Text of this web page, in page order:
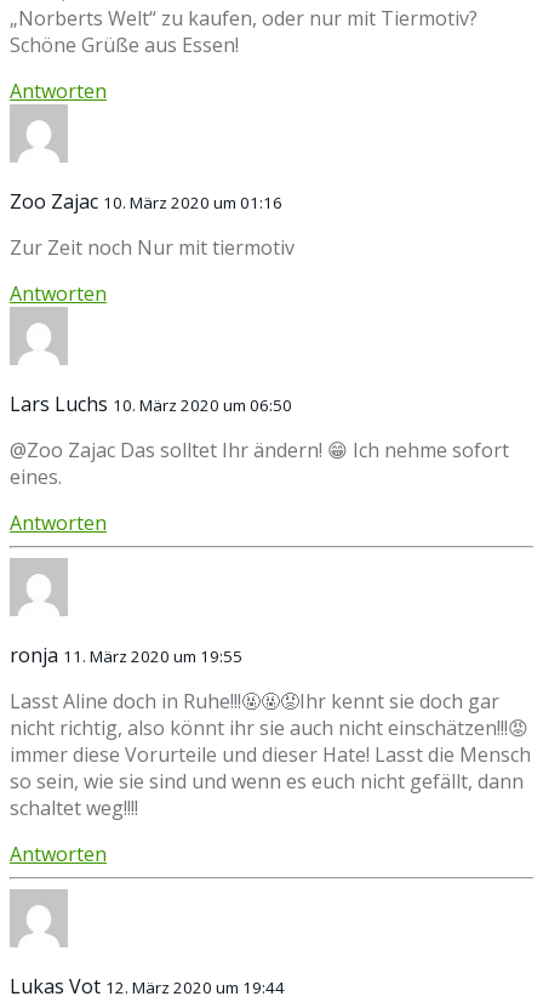
„Norberts Welt“ zu kaufen, oder nur mit Tiermotiv?
Schöne Grüße aus Essen!
Antworten
Zoo Zajac 10. März 2020 um 01:16
Zur Zeit noch Nur mit tiermotiv
Antworten
Lars Luchs 10. März 2020 um 06:50
@Zoo Zajac Das solltet Ihr ändern! 😁 Ich nehme sofort
eines.
Antworten
ronja 11. März 2020 um 19:55
Lasst Aline doch in Ruhe!!!🤬🤬😡Ihr kennt sie doch gar
nicht richtig, also könnt ihr sie auch nicht einschätzen!!!😡
immer diese Vorurteile und dieser Hate! Lasst die Mensch
so sein, wie sie sind und wenn es euch nicht gefällt, dann
schaltet weg!!!!
Antworten
Lukas Vot 12. März 2020 um 19:44